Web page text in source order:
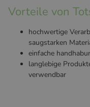
Vorteile von
hochwertige
saugstarken
einfache
langlebige
verwendbar